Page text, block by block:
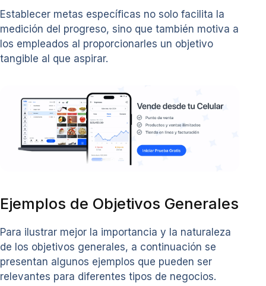
Establecer metas específicas no solo facilita la
medición del progreso, sino que también motiva a
los empleados al proporcionarles un objetivo
tangible al que aspirar.
Ejemplos de Objetivos Generales
Para ilustrar mejor la importancia y la naturaleza
de los objetivos generales, a continuación se
presentan algunos ejemplos que pueden ser
relevantes para diferentes tipos de negocios.